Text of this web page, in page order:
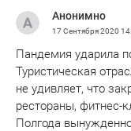
Анонимно
17 Сентября 2020
Пандемия ударила
Туристическая
не удивляет, что
рестораны, фитнес-
Полгода